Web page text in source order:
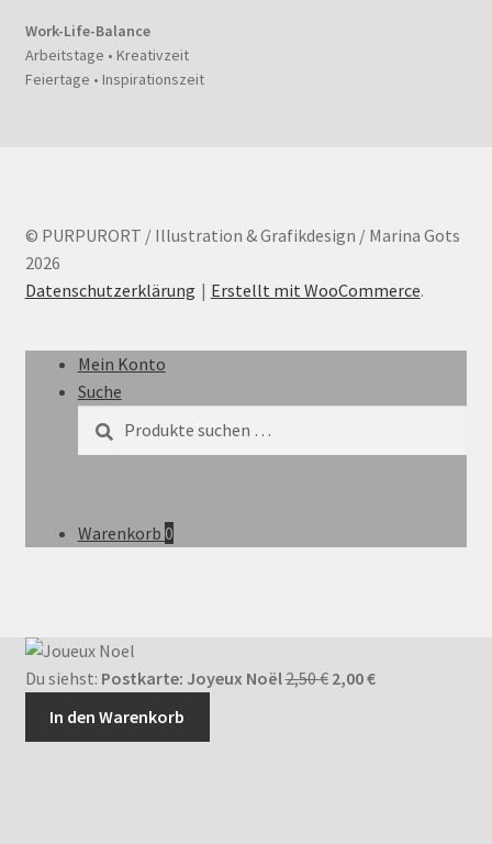
Work-Life-Balance
Arbeitstage • Kreativzeit
Feiertage • Inspirationszeit
© PURPURORT / Illustration & Grafikdesign / Marina Gots
2026
Datenschutzerklärung
Erstellt mit WooCommerce.
Mein Konto
Suche
Suchen
nach:
Suchen
Warenkorb 0
Du siehst: Postkarte: Joyeux Noël2,50€ Ursprünglicher
2,00€Aktueller
In den Warenkorb